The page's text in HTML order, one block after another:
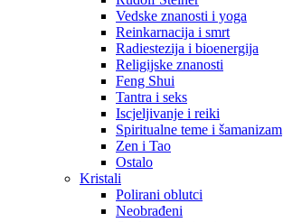
Vedske znanosti i yoga
Reinkarnacija i smrt
Radiestezija i bioenergija
Religijske znanosti
Feng Shui
Tantra i seks
Iscjeljivanje i reiki
Spiritualne teme i šamanizam
Zen i Tao
Ostalo
Kristali
Polirani oblutci
Neobrađeni